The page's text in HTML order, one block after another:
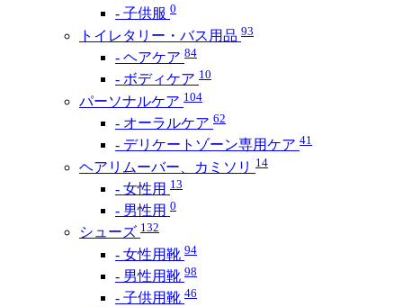
- 子供服 0
トイレタリー・バス用品 93
- ヘアケア 84
- ボディケア 10
パーソナルケア 104
- オーラルケア 62
- デリケートゾーン専用ケア 41
ヘアリムーバー、カミソリ 14
- 女性用 13
- 男性用 0
シューズ 132
- 女性用靴 94
- 男性用靴 98
- 子供用靴 46